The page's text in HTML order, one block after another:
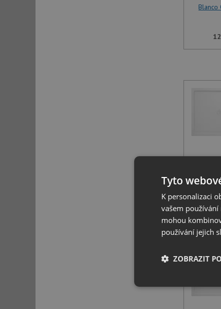
Blanco
Tyto
K personalizaci
vašem
mohou
používání jejich
ZOBRAZIT
Nezbytně